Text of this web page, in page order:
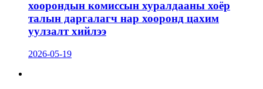
хоорондын комиссын хуралдааны хоёр
талын даргалагч нар хооронд цахим
уулзалт хийлээ
2026-05-19